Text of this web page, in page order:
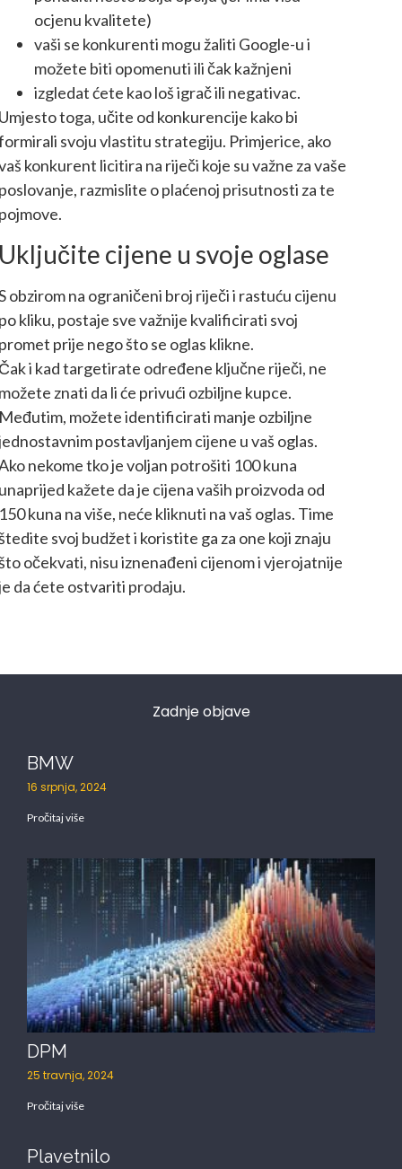
ocjenu kvalitete)
vaši se konkurenti mogu žaliti Google-u i
možete biti opomenuti ili čak kažnjeni
izgledat ćete kao loš igrač ili negativac.
toga, učite od konkurencije kako bi
svoju vlastitu strategiju. Primjerice, ako
konkurent licitira na riječi koje su važne za vaše
razmislite o plaćenoj prisutnosti za te
cijene u svoje oglase
obzirom na ograničeni broj riječi i rastuću cijenu
kliku, postaje sve važnije kvalificirati svoj
prije nego što se oglas klikne.
i kad targetirate određene ključne riječi, ne
znati da li će privući ozbiljne kupce.
možete identificirati manje ozbiljne
postavljanjem cijene u vaš oglas.
nekome tko je voljan potrošiti 100 kuna
kažete da je cijena vaših proizvoda od
kuna na više, neće kliknuti na vaš oglas. Time
svoj budžet i koristite ga za one koji znaju
očekvati, nisu iznenađeni cijenom i vjerojatnije
da ćete ostvariti prodaju.
Zadnje objave
BMW
16 srpnja, 2024
Pročitaj više
DPM
25 travnja, 2024
Pročitaj više
Plavetnilo